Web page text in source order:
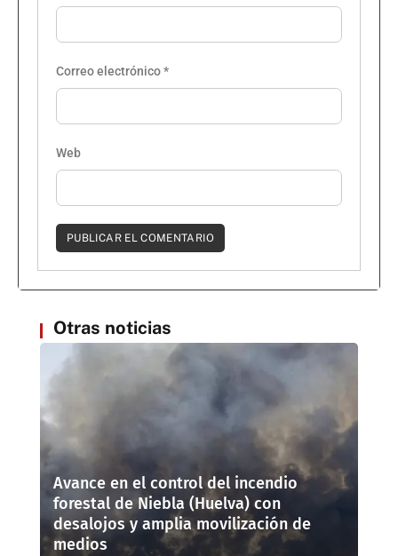
Correo electrónico*
Web
Otras noticias
Avance en el control del incendio
forestal de Niebla (Huelva) con
desalojos y amplia movilización de
medios